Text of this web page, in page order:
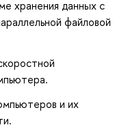
хранения данных с
файловой
и их